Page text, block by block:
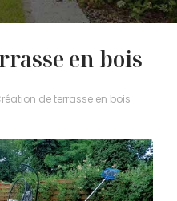
en bois
de terrasse en bois